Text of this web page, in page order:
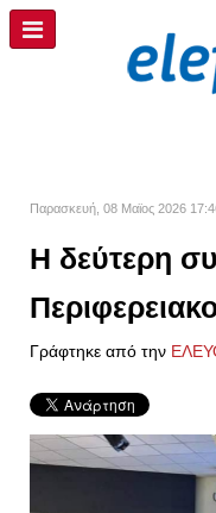
Παρασκευή, 08 Μαϊος 2026
Η δεύτερη
Γράφτηκε από την